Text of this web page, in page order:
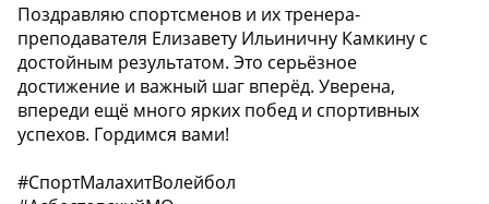
Поздравляю спортсменов и их тренера-
преподавателя Елизавету Ильиничну Камкину с
достойным результатом. Это серьёзное
достижение и важный шаг вперёд. Уверена,
впереди ещё много ярких побед и спортивных
успехов. Гордимся вами!
#СпортМалахитВолейбол